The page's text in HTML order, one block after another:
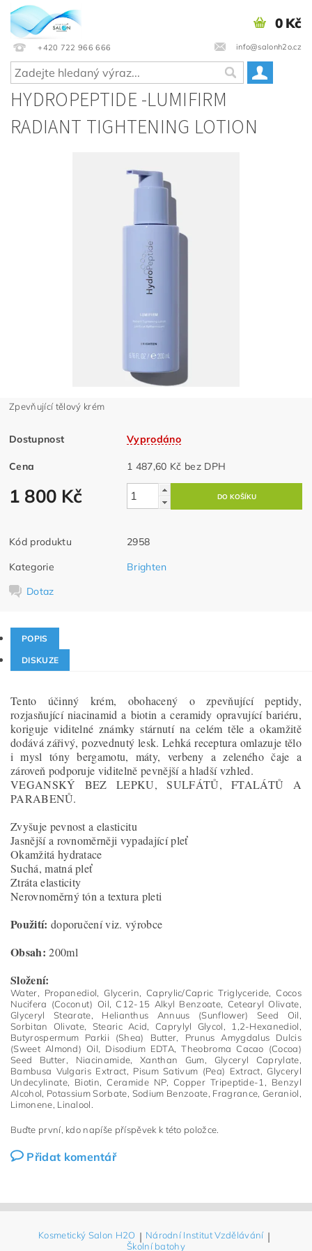
+420 722 966 666 info@salonh2o.cz
0 Kč
HYDROPEPTIDE -LUMIFIRM
RADIANT TIGHTENING LOTION
Zpevňující tělový krém
Dostupnost Vyprodáno
Cena 1 487,60 Kč bez DPH
1 800 Kč
Kód produktu
2958
Kategorie
Brighten
Dotaz
POPIS
DISKUZE
Tento účinný krém, obohacený o zpevňující peptidy,
rozjasňující niacinamid a biotin a ceramidy opravující bariéru,
koriguje viditelné známky stárnutí na celém těle a okamžitě
dodává zářivý, pozvednutý lesk. Lehká receptura omlazuje tělo
i mysl tóny bergamotu, máty, verbeny a zeleného čaje a
zároveň podporuje viditelně pevnější a hladší vzhled.
VEGANSKÝ BEZ LEPKU, SULFÁTŮ, FTALÁTŮ A
PARABENŮ.
Zvyšuje pevnost a elasticitu
Jasnější a rovnoměrněji vypadající pleť
Okamžitá hydratace
Suchá, matná pleť
Ztráta elasticity
Nerovnoměrný tón a textura pleti
Použití: doporučení viz. výrobce
Obsah: 200ml
Složení:
Water, Propanediol, Glycerin, Caprylic/Capric Triglyceride, Cocos
Nucifera (Coconut) Oil, C12-15 Alkyl Benzoate, Cetearyl Olivate,
Glyceryl Stearate, Helianthus Annuus (Sunflower) Seed Oil,
Sorbitan Olivate, Stearic Acid, Caprylyl Glycol, 1,2-Hexanediol,
Butyrospermum Parkii (Shea) Butter, Prunus Amygdalus Dulcis
(Sweet Almond) Oil, Disodium EDTA, Theobroma Cacao (Cocoa)
Seed Butter, Niacinamide, Xanthan Gum, Glyceryl Caprylate,
Bambusa Vulgaris Extract, Pisum Sativum (Pea) Extract, Glyceryl
Undecylinate, Biotin, Ceramide NP, Copper Tripeptide-1, Benzyl
Alcohol, Potassium Sorbate, Sodium Benzoate, Fragrance, Geraniol,
Limonene, Linalool.
Buďte první, kdo napíše příspěvek k této položce.
Přidat komentář
Kosmetický Salon H2O | Národní Institut Vzdělávání |
Školní batohy